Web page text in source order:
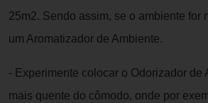
25m2. Sendo assim, se o ambiente for
um Aromatizador de Ambiente.
- Experimente colocar o Odorizador de
mais quente do cômodo, onde por